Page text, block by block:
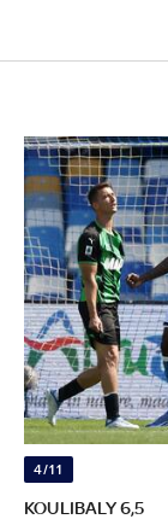
4/11
KOULIBALY 6,5